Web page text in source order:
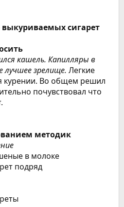
выкуриваемых сигарет
кашель. Капилляры в
лучшее зрелище. Легкие
курении. Во общем решил
почувствовал что
методик
в молоке
подряд